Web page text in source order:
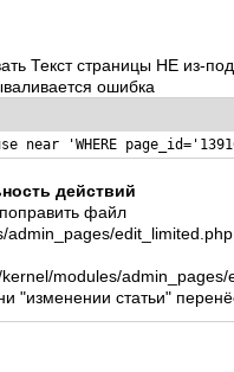
Текст страницы НЕ из-
ошибка
near 'WHERE
действий
файл
admin_pages/edit_limited.php
kernel/modules/admin_pages/
"изменении статьи"